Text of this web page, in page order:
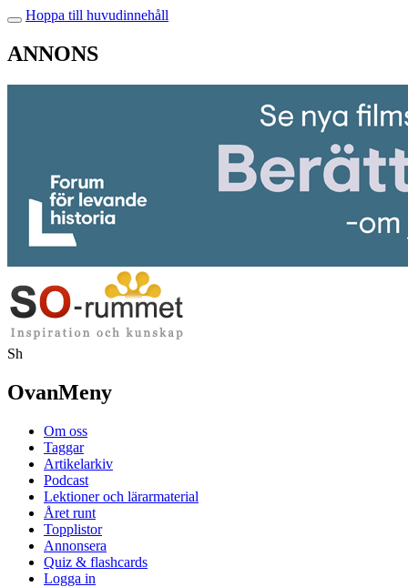
Hoppa till huvudinnehåll
ANNONS
Sh
OvanMeny
Om oss
Taggar
Artikelarkiv
Podcast
Lektioner och lärarmaterial
Året runt
Topplistor
Annonsera
Quiz & flashcards
Logga in